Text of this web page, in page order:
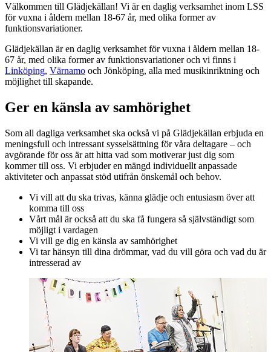
Välkommen till Glädjekällan! Vi är en daglig verksamhet inom LSS
för vuxna i åldern mellan 18-67 år, med olika former av
funktionsvariationer.
Glädjekällan är en daglig verksamhet för vuxna i åldern mellan 18-
67 år, med olika former av funktionsvariationer och vi finns i
Linköping, Värnamo och Jönköping, alla med musikinriktning och
möjlighet till skapande.
Ger en känsla av samhörighet
Som all dagliga verksamhet ska också vi på Glädjekällan erbjuda en
meningsfull och intressant sysselsättning för våra deltagare – och
avgörande för oss är att hitta vad som motiverar just dig som
kommer till oss. Vi erbjuder en mängd individuellt anpassade
aktiviteter och anpassat stöd utifrån önskemål och behov.
Vi vill att du ska trivas, känna glädje och entusiasm över att
komma till oss
Vårt mål är också att du ska få fungera så självständigt som
möjligt i vardagen
Vi vill ge dig en känsla av samhörighet
Vi tar hänsyn till dina drömmar, vad du vill göra och vad du är
intresserad av